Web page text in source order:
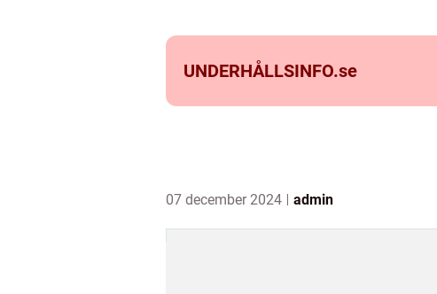
UNDERHÅLLSINFO.se
07 december 2024 admin